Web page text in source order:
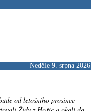
Neděle 9. srpna 2026
od letošního prosince